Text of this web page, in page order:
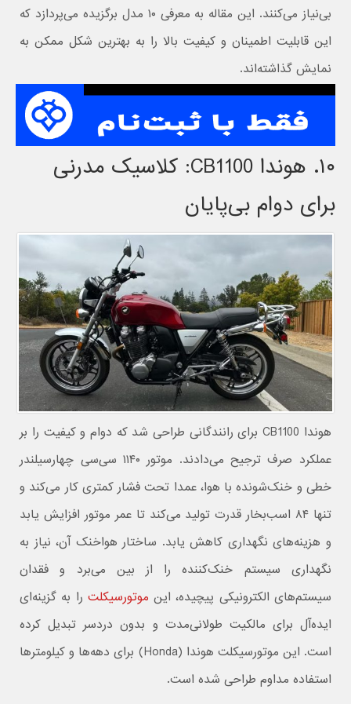
بی‌نیاز می‌کنند. این مقاله به معرفی ۱۰ مدل برگزیده می‌پردازد که
این قابلیت اطمینان و کیفیت بالا را به بهترین شکل ممکن به
نمایش گذاشته‌اند.
۱۰. هوندا CB1100: کلاسیک مدرنی
برای دوام بی‌پایان
هوندا CB1100 برای رانندگانی طراحی شد که دوام و کیفیت را بر
عملکرد صرف ترجیح می‌دادند. موتور ۱۱۴۰ سی‌سی چهارسیلندر
خطی و خنک‌شونده با هوا، عمدا تحت فشار کمتری کار می‌کند و
تنها ۸۴ اسب‌بخار قدرت تولید می‌کند تا عمر موتور افزایش یابد
و هزینه‌های نگهداری کاهش یابد. ساختار هواخنک آن، نیاز به
نگهداری سیستم خنک‌کننده را از بین می‌برد و فقدان
سیستم‌های الکترونیکی پیچیده، این موتورسیکلت را به گزینه‌ای
ایده‌آل برای مالکیت طولانی‌مدت و بدون دردسر تبدیل کرده
است. این موتورسیکلت هوندا (Honda) برای دهه‌ها و کیلومترها
استفاده مداوم طراحی شده است.